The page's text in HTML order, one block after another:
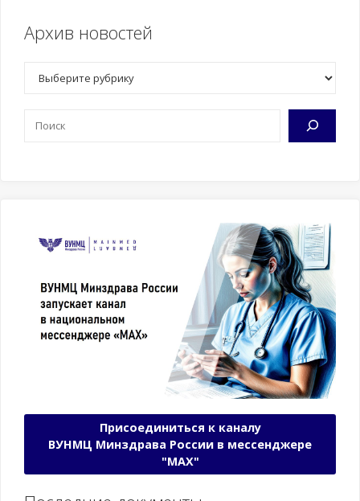
Архив новостей
Присоединиться к каналу
ВУНМЦ Минздрава России в мессенджере
"МАХ"